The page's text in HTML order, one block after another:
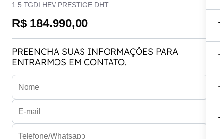
1.5 TGDI HEV PRESTIGE DHT
R$ 184.990,00
PREENCHA SUAS INFORMAÇÕES PARA
ENTRARMOS EM CONTATO.